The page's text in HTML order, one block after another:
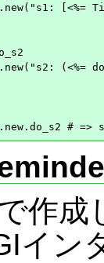
[<%=
(<%=
作成
イン